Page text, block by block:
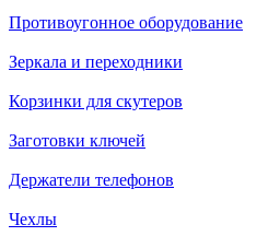
Противоугонное оборудование
Зеркала и переходники
Корзинки для скутеров
Заготовки ключей
Держатели телефонов
Чехлы